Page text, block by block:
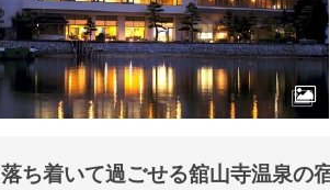
落ち着いて過ごせる舘山寺温泉の